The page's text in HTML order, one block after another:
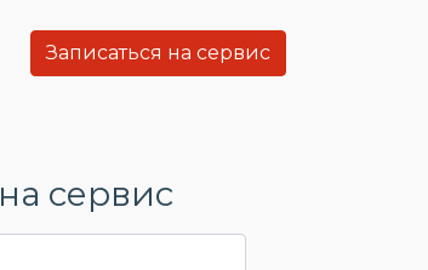
Записаться на сервис
сервис